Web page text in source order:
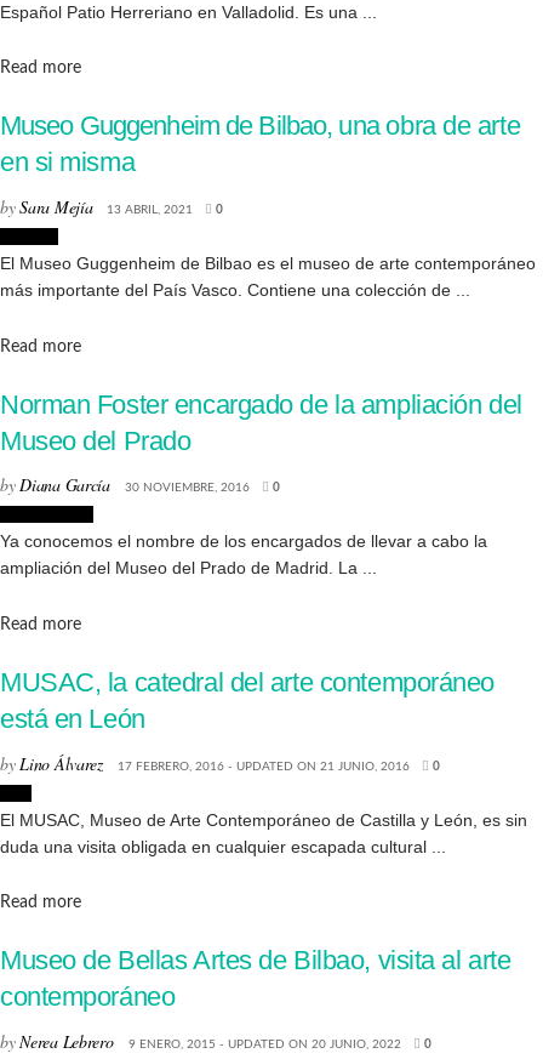
Español Patio Herreriano en Valladolid. Es una ...
Read moreDetails
Museo Guggenheim de Bilbao, una obra de arte
en si misma
bySara Mejía 13 ABRIL, 2021 0
El Museo Guggenheim de Bilbao es el museo de arte contemporáneo
más importante del País Vasco. Contiene una colección de ...
Read moreDetails
Norman Foster encargado de la ampliación del
Museo del Prado
byDiana García 30 NOVIEMBRE, 2016 0
Ya conocemos el nombre de los encargados de llevar a cabo la
ampliación del Museo del Prado de Madrid. La ...
Read moreDetails
MUSAC, la catedral del arte contemporáneo
está en León
by Lino Álvarez 17 FEBRERO, 2016 - UPDATED ON 21 JUNIO, 2016 0
El MUSAC, Museo de Arte Contemporáneo de Castilla y León, es sin
duda una visita obligada en cualquier escapada cultural ...
Read moreDetails
Museo de Bellas Artes de Bilbao, visita al arte
contemporáneo
byNerea Lebrero 9 ENERO, 2015 - UPDATED ON 20 JUNIO, 2022 0